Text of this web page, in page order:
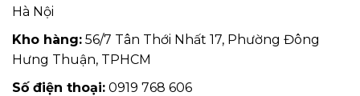
Hà Nội
Kho hàng: 56/7 Tân Thới Nhất 17, Phường Đông
Hưng Thuận, TPHCM
Số điện thoại: 0919 768 606